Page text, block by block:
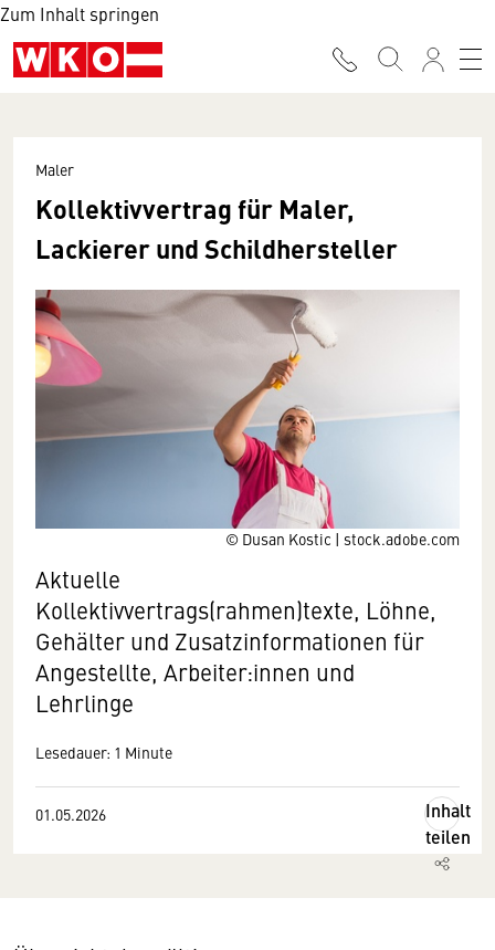
Zum Inhalt springen
© Dusan Kostic | stock.adobe.com
Maler
Kollektivvertrag für Maler,
Lackierer und Schildhersteller
Aktuelle
Kollektivvertrags(rahmen)texte, Löhne,
Gehälter und Zusatzinformationen für
Angestellte, Arbeiter:innen und
Lehrlinge
Lesedauer: 1 Minute
01.05.2026
Inhalt
teilen